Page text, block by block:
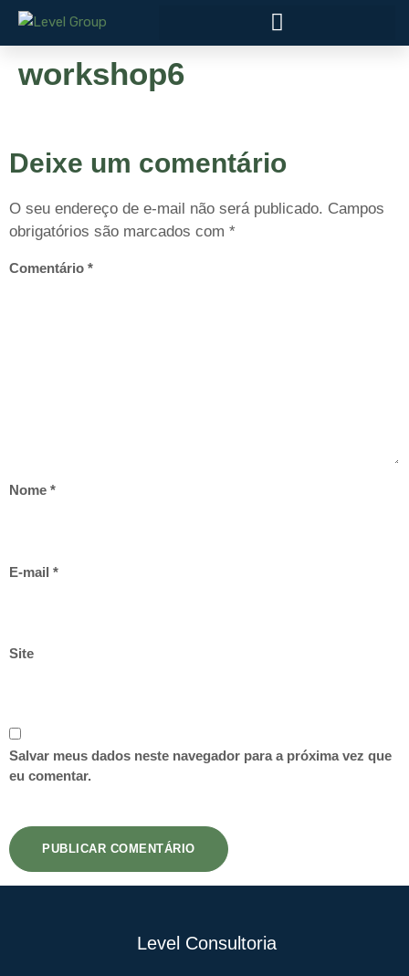
workshop6
Deixe um comentário
O seu endereço de e-mail não será publicado. Campos
obrigatórios são marcados com *
Comentário *
Nome *
E-mail *
Site
Salvar meus dados neste navegador para a próxima vez que
eu comentar.
Level Consultoria